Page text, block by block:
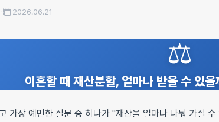
2026.06.21
⚖️
이혼할 때 재산분할, 얼마나 받을 수 있
가장 예민한 질문 중 하나가 "재산을 얼마나 나눠 가질